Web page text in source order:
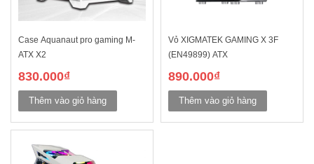
Case Aquanaut pro gaming M-
ATX X2
830.000₫
Thêm vào giỏ hàng
Vỏ XIGMATEK GAMING X 3F
(EN49899) ATX
890.000₫
Thêm vào giỏ hàng